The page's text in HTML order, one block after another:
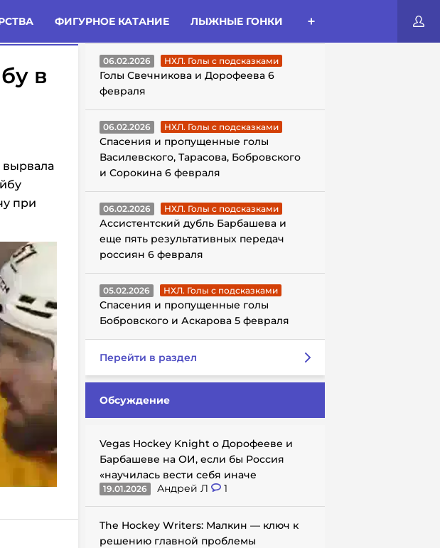
ФИГУРНОЕ КАТАНИЕ ЛЫЖНЫЕ ГОНКИ
в
вырвала
при
ГОЛЫ С ПОДСКАЗКАМИ
06.02.2026 НХЛ. Голы с подсказками
Голы Свечникова и Дорофеева 6
февраля
06.02.2026 НХЛ. Голы с подсказками
Спасения и пропущенные голы
Василевского, Тарасова, Бобровского
и Сорокина 6 февраля
06.02.2026 НХЛ. Голы с подсказками
Ассистентский дубль Барбашева и
еще пять результативных передач
россиян 6 февраля
05.02.2026 НХЛ. Голы с подсказками
Спасения и пропущенные голы
Бобровского и Аскарова 5 февраля
Перейти в раздел
Обсуждение
Vegas Hockey Knight о Дорофееве и
Барбашеве на ОИ, если бы Россия
«научилась вести себя иначе
19.01.2026 Андрей Л 1
The Hockey Writers: Малкин — ключ к
решению главной проблемы